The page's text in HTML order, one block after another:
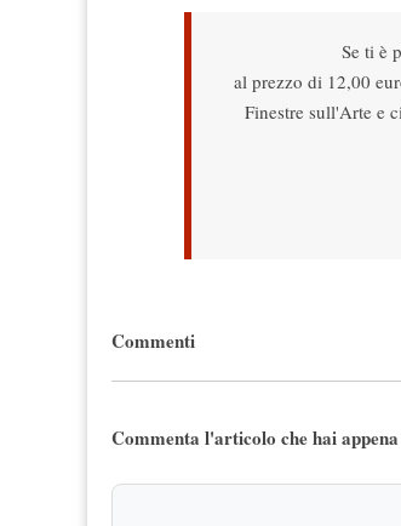
Se ti è
al prezzo di 12,00
Finestre sull'Arte e
Commenti
Commenta l'articolo che hai